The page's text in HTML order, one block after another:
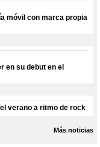
móvil con marca propia
en su debut en el
verano a ritmo de rock
Más noticias